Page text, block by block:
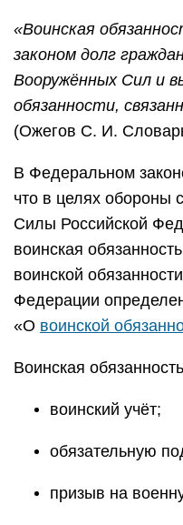
«Воинская
законом долг
Вооружённых Сил и
обязанности,
(Ожегов С. И.
В Федеральном
что в целях обороны
Силы Российской
воинская
воинской
Федерации
«О воинской
Воинская
воинский учёт;
обязательную
призыв на